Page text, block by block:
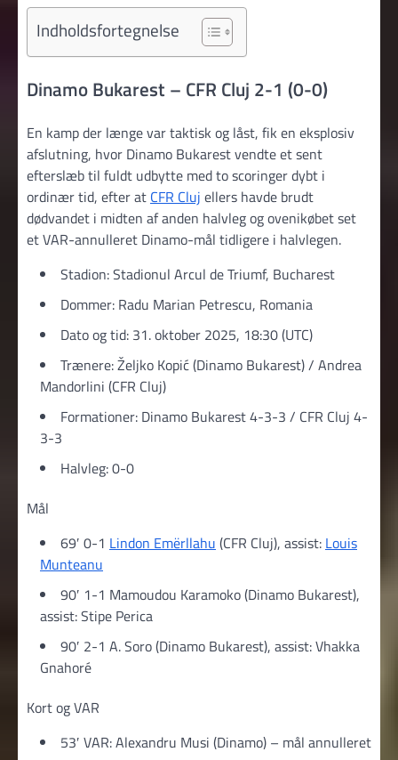
Indholdsfortegnelse
Dinamo Bukarest – CFR Cluj 2-1 (0-0)
En kamp der længe var taktisk og låst, fik en eksplosiv
afslutning, hvor Dinamo Bukarest vendte et sent
efterslæb til fuldt udbytte med to scoringer dybt i
ordinær tid, efter at CFR Cluj ellers havde brudt
dødvandet i midten af anden halvleg og ovenikøbet set
et VAR-annulleret Dinamo-mål tidligere i halvlegen.
Stadion: Stadionul Arcul de Triumf, Bucharest
Dommer: Radu Marian Petrescu, Romania
Dato og tid: 31. oktober 2025, 18:30 (UTC)
Trænere: Željko Kopić (Dinamo Bukarest) / Andrea
Mandorlini (CFR Cluj)
Formationer: Dinamo Bukarest 4-3-3 / CFR Cluj 4-
3-3
Halvleg: 0-0
Mål
69′ 0-1 Lindon Emërllahu (CFR Cluj), assist: Louis
Munteanu
90′ 1-1 Mamoudou Karamoko (Dinamo Bukarest),
assist: Stipe Perica
90′ 2-1 A. Soro (Dinamo Bukarest), assist: Vhakka
Gnahoré
Kort og VAR
53′ VAR: Alexandru Musi (Dinamo) – mål annulleret